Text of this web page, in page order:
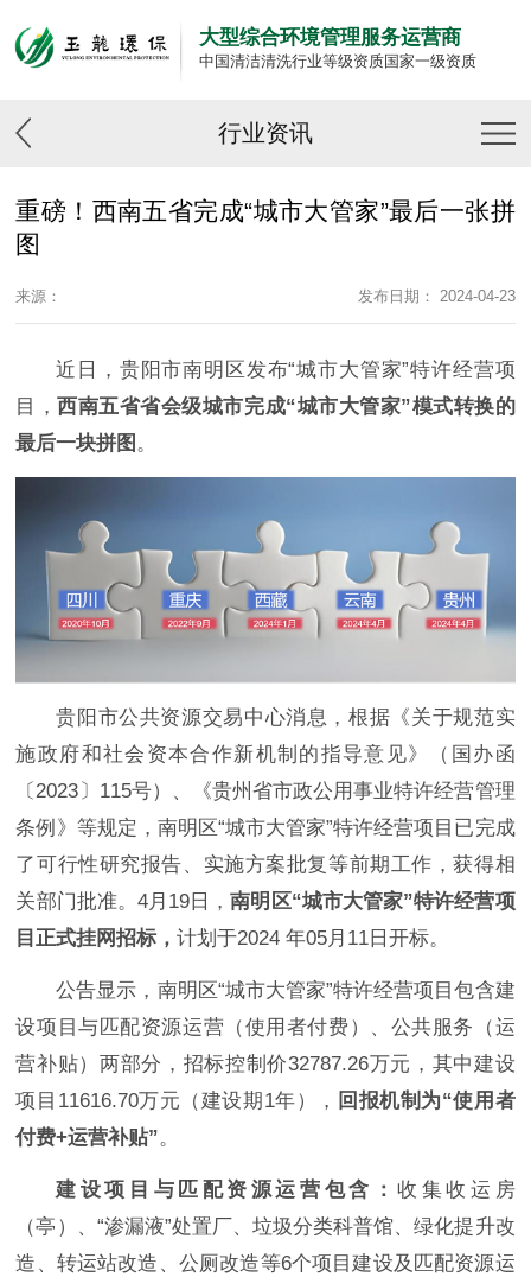
大型综合环境管理服务运营商
中国清洁清洗行业等级资质国家一级资质
行业资讯
重磅！西南五省完成“城市大管家”最后一张拼
图
来源： 发布日期： 2024-04-23
近日，贵阳市南明区发布“城市大管家”特许经营项
目，西南五省省会级城市完成“城市大管家”模式转换的
最后一块拼图 。
贵阳市公共资源交易中心消息，根据《关于规范实
施政府和社会资本合作新机制的指导意见》（国办函
〔2023〕115号）、《贵州省市政公用事业特许经营管理
条例》等规定，南明区“城市大管家”特许经营项目已完成
了可行性研究报告、实施方案批复等前期工作，获得相
关部门批准。4月19日，南明区“城市大管家”特许经营项
目正式挂网招标，计划于2024 年05月11日开标。
公告显示，南明区“城市大管家”特许经营项目包含建
设项目与匹配资源运营（使用者付费）、公共服务（运
营补贴）两部分，招标控制价32787.26万元，其中建设
项目11616.70万元（建设期1年）， 回报机制为“使用者
付费+运营补贴”。
建设项目与匹配资源运营 包含 ：收集收运房
（亭）、“渗漏液”处置厂、垃圾分类科普馆、绿化提升改
造、转运站改造、公厕改造等6个项目建设及匹配资源运